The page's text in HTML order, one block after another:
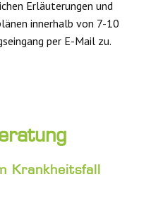
Erläuterungen und
innerhalb von 7-10
per E-Mail zu.
Krankheitsfall